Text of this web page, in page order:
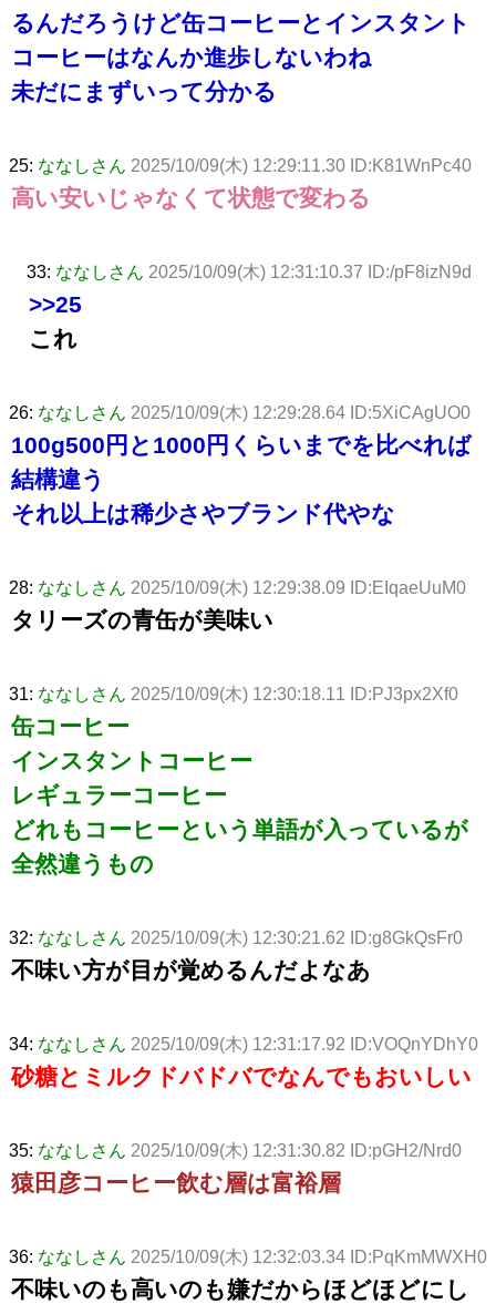
るんだろうけど缶コーヒーとインスタント
コーヒーはなんか進歩しないわね
未だにまずいって分かる
25: ななしさん 2025/10/09(木) 12:29:11.30 ID:K81WnPc40
高い安いじゃなくて状態で変わる
33: ななしさん 2025/10/09(木) 12:31:10.37 ID:/pF8izN9d
>>25
これ
26: ななしさん 2025/10/09(木) 12:29:28.64 ID:5XiCAgUO0
100g500円と1000円くらいまでを比べれば
結構違う
それ以上は稀少さやブランド代やな
28: ななしさん 2025/10/09(木) 12:29:38.09 ID:EIqaeUuM0
タリーズの青缶が美味い
31: ななしさん 2025/10/09(木) 12:30:18.11 ID:PJ3px2Xf0
缶コーヒー
インスタントコーヒー
レギュラーコーヒー
どれもコーヒーという単語が入っているが
全然違うもの
32: ななしさん 2025/10/09(木) 12:30:21.62 ID:g8GkQsFr0
不味い方が目が覚めるんだよなあ
34: ななしさん 2025/10/09(木) 12:31:17.92 ID:VOQnYDhY0
砂糖とミルクドバドバでなんでもおいしい
35: ななしさん 2025/10/09(木) 12:31:30.82 ID:pGH2/Nrd0
猿田彦コーヒー飲む層は富裕層
36: ななしさん 2025/10/09(木) 12:32:03.34 ID:PqKmMWXH0
不味いのも高いのも嫌だからほどほどにし